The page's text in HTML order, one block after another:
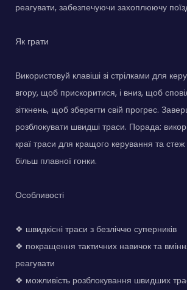
реагувати, забезпечуючи захоплюючу
Як грати
Використовуй клавіші зі стрілками для
вгору, щоб прискоритися, і вниз, щоб
зіткнень, щоб зберегти свій прогрес.
розблокувати швидші траси. Порада:
краї траси для кращого керування та
більш плавної гонки.
Особливості
❖ швидкісні траси з безліччю суперників
❖ покращення тактичних навичок та
реагувати
❖ можливість розблокування швидших